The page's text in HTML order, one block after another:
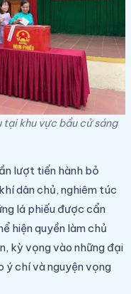
tại khu vực bầu cử sáng
lượt tiến hành bỏ
dân chủ, nghiêm túc
lá phiếu được cẩn
hiện quyền làm chủ
kỳ vọng vào những đại
ý chí và nguyện vọng